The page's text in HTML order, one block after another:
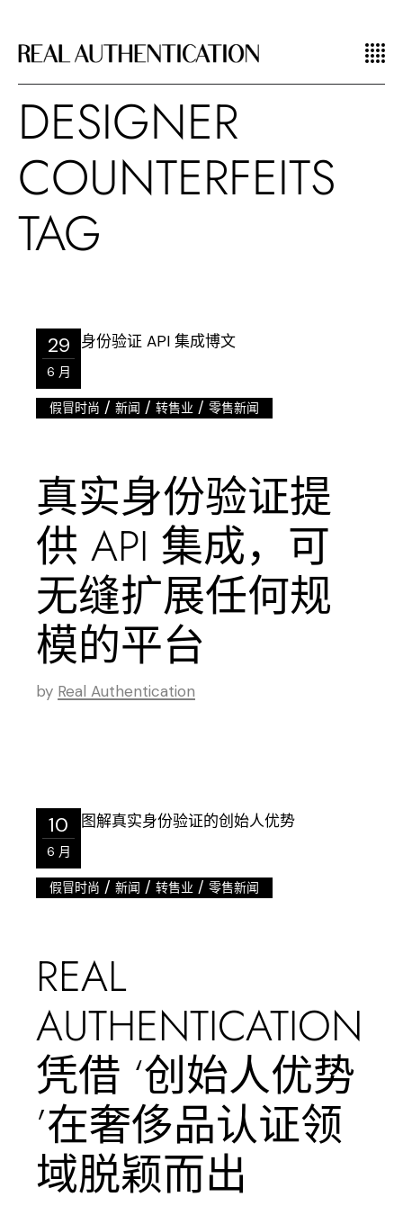
DESIGNER
COUNTERFEITS
TAG
29
6 月
假冒时尚 /新闻 /转售业 /零售新闻
真实身份验证提
供 API 集成，可
无缝扩展任何规
模的平台
by Real Authentication
10
6 月
假冒时尚 /新闻 /转售业 /零售新闻
REAL
AUTHENTICATION
凭借 ‘创始人优势
’在奢侈品认证领
域脱颖而出